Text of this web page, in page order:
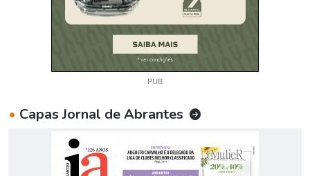
PUB
• Capas Jornal de Abrantes